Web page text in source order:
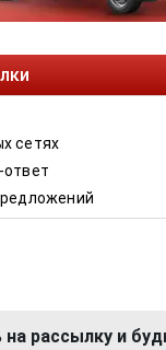
сетях
ответ
рассылку и